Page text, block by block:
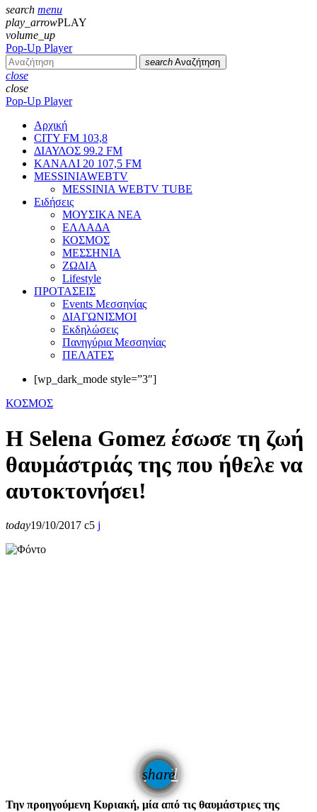
search menu
play_arrowPLAY
volume_up
Pop-Up Player
search Αναζήτηση
close
close
Pop-Up Player
Αρχική
CITY FM 103,8
ΔΙΑΥΛΟΣ 99.2 FM
ΚΑΝΑΛΙ 20 107,5 FM
MESSINIAWEBTV
MESSINIA WEBTV TUBE
Eιδήσεις
ΜΟΥΣΙΚΑ ΝΕΑ
ΕΛΛΑΔΑ
ΚΟΣΜΟΣ
ΜΕΣΣΗΝΙΑ
ΖΩΔΙΑ
Lifestyle
ΠΡΟΤΑΣΕΙΣ
Events Μεσσηνίας
ΔΙΑΓΩΝΙΣΜΟΙ
Εκδηλώσεις
Πανηγύρια Μεσσηνίας
ΠΕΛΑΤΕΣ
[wp_dark_mode style=”3″]
ΚΟΣΜΟΣ
Η Selena Gomez έσωσε τη ζωή
θαυμάστριάς της που ήθελε να
αυτοκτονήσει!
today19/10/2017 5
share
email
Την προηγούμενη Κυριακή, μία από τις θαυμάστριες της